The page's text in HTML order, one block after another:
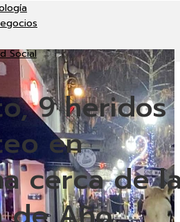
Social
9 heridos
en
cerca de